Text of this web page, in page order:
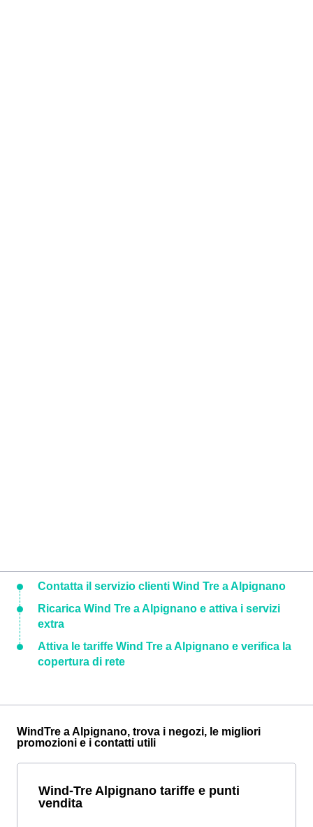
Contatta il servizio clienti Wind Tre a Alpignano
Ricarica Wind Tre a Alpignano e attiva i servizi
extra
Attiva le tariffe Wind Tre a Alpignano e verifica la
copertura di rete
WindTre a Alpignano, trova i negozi, le migliori
promozioni e i contatti utili
Wind-Tre Alpignano tariffe e punti
vendita